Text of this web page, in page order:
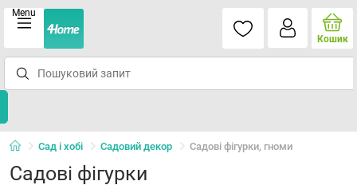
Menu
Кошик
Сад і хобі Садовий декор Садові фігурки, гноми
Садові фігурки